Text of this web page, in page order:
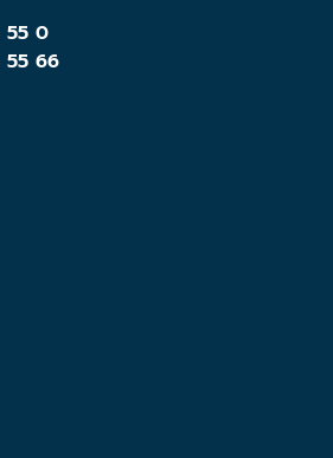
55 0
55 66